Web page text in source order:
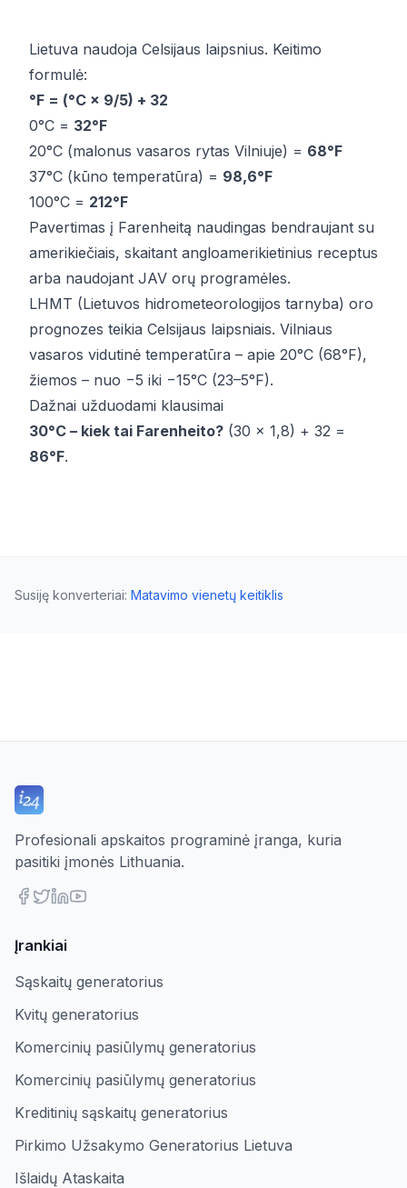
Lietuva naudoja Celsijaus laipsnius. Keitimo
formulė:
°F = (°C × 9/5) + 32
0°C = 32°F
20°C (malonus vasaros rytas Vilniuje) = 68°F
37°C (kūno temperatūra) = 98,6°F
100°C = 212°F
Pavertimas į Farenheitą naudingas bendraujant su
amerikiečiais, skaitant angloamerikietinius receptus
arba naudojant JAV orų programėles.
LHMT (Lietuvos hidrometeorologijos tarnyba) oro
prognozes teikia Celsijaus laipsniais. Vilniaus
vasaros vidutinė temperatūra – apie 20°C (68°F),
žiemos – nuo −5 iki −15°C (23–5°F).
Dažnai užduodami klausimai
30°C – kiek tai Farenheito? (30 × 1,8) + 32 =
86°F.
Susiję konverteriai: Matavimo vienetų keitiklis
Profesionali apskaitos programinė įranga, kuria
pasitiki įmonės Lithuania.
Įrankiai
Sąskaitų generatorius
Kvitų generatorius
Komercinių pasiūlymų generatorius
Komercinių pasiūlymų generatorius
Kreditinių sąskaitų generatorius
Pirkimo Užsakymo Generatorius Lietuva
Išlaidų Ataskaita